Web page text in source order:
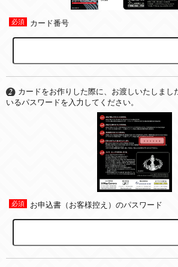
カード番号
カードをお作りした際に、お渡しいたしまし
いるパスワードを入力してください。
お申込書（お客様控え）のパスワード